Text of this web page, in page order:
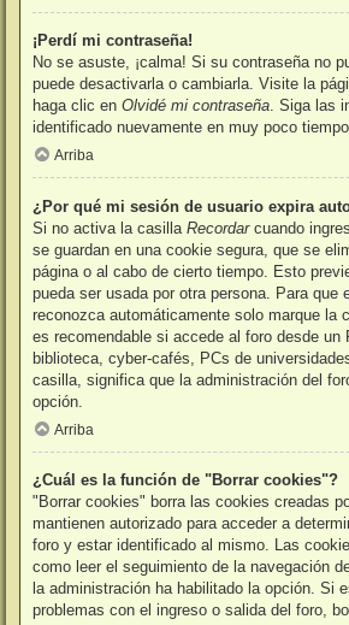
¡Perdí mi contraseña!
No se asuste, ¡calma! Si su contraseña no
puede desactivarla o cambiarla. Visite la
haga clic en Olvidé mi contraseña . Siga las
identificado nuevamente en muy poco tiempo.
Arriba
¿Por qué mi sesión de usuario expira
Si no activa la casilla Recordarcuando
se guardan en una cookie segura, que se
página o al cabo de cierto tiempo. Esto
pueda ser usada por otra persona. Para que
reconozca automáticamente solo marque la
es recomendable si accede al foro desde un
biblioteca, cyber-cafés, PCs de
casilla, significa que la administración del
opción.
Arriba
¿Cuál es la función de "Borrar cookies"?
"Borrar cookies" borra las cookies creadas
mantienen autorizado para acceder a
foro y estar identificado al mismo. Las
como leer el seguimiento de la navegación
la administración ha habilitado la opción. Si
problemas con el ingreso o salida del foro,